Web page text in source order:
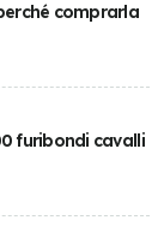
comprarla
furibondi cavalli